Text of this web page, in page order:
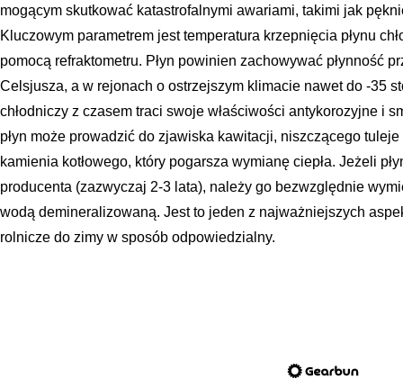
mogącym skutkować katastrofalnymi awariami, takimi jak
Kluczowym parametrem jest temperatura krzepnięcia płynu
pomocą refraktometru. Płyn powinien zachowywać płynność
Celsjusza, a w rejonach o ostrzejszym klimacie nawet do -35
chłodniczy z czasem traci swoje właściwości antykorozyjne i
płyn może prowadzić do zjawiska kawitacji, niszczącego
kamienia kotłowego, który pogarsza wymianę ciepła. Jeżeli
producenta (zazwyczaj 2-3 lata), należy go bezwzględnie
wodą demineralizowaną. Jest to jeden z najważniejszych
rolnicze do zimy w sposób odpowiedzialny.